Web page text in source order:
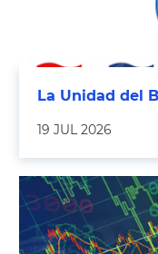
La Unidad del
19 JUL 2026